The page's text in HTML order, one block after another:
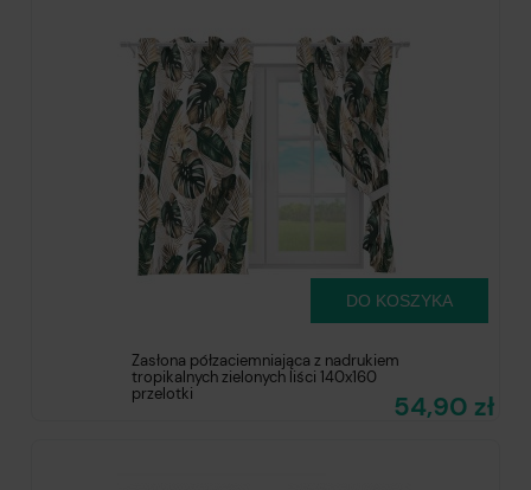
Zasłona półzaciemniająca z nadrukiem
tropikalnych zielonych liści 140x160
przelotki
54,90 zł
DO KOSZYKA